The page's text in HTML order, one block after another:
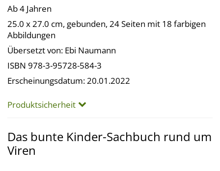
Ab 4 Jahren
25.0 x 27.0 cm, gebunden, 24 Seiten mit 18 farbigen
Abbildungen
Übersetzt von: Ebi Naumann
ISBN 978-3-95728-584-3
Erscheinungsdatum: 20.01.2022
Produktsicherheit
Das bunte Kinder-Sachbuch rund um
Viren